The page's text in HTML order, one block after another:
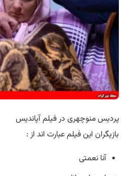
پردیس منوچهری در فیلم آپاندیس
بازیگران این فیلم عبارت اند از :
آنا نعمتی